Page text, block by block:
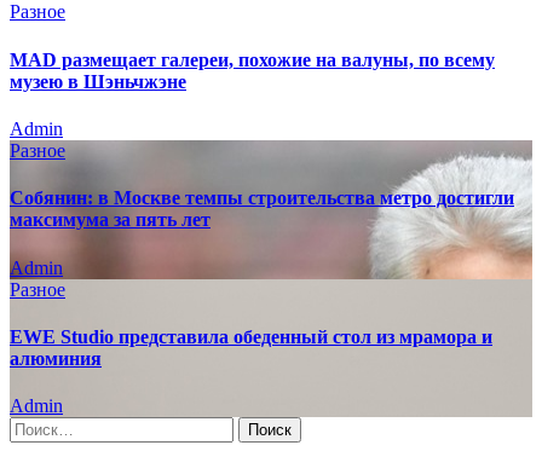
Разное
MAD размещает галереи, похожие на валуны, по всему
музею в Шэньчжэне
Admin
Разное
Собянин: в Москве темпы строительства метро достигли
максимума за пять лет
Admin
Разное
EWE Studio представила обеденный стол из мрамора и
алюминия
Admin
Найти: